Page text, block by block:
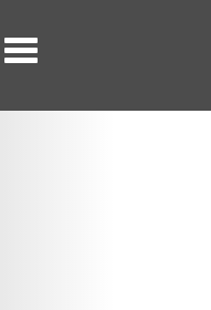
Toggle